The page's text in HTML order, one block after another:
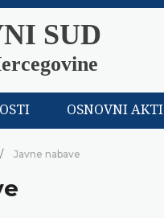
SUD
OSNOVNI AKTI
Javne nabave